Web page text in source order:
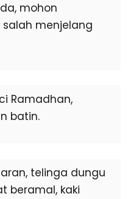
mohon
menjelang
Ramadhan,
batin.
telinga dungu
beramal, kaki